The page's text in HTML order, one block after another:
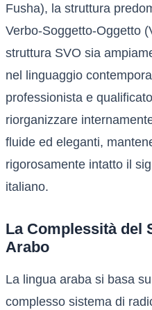
Fusha), la struttura
Verbo-Soggetto-Oggetto
struttura SVO sia
nel linguaggio
professionista e
riorganizzare
fluide ed eleganti,
rigorosamente intatto il
italiano.
La Complessità del
Arabo
La lingua araba si basa
complesso sistema di